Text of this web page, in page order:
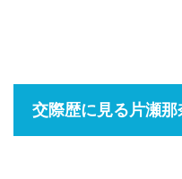
交際歴に見る片瀬那